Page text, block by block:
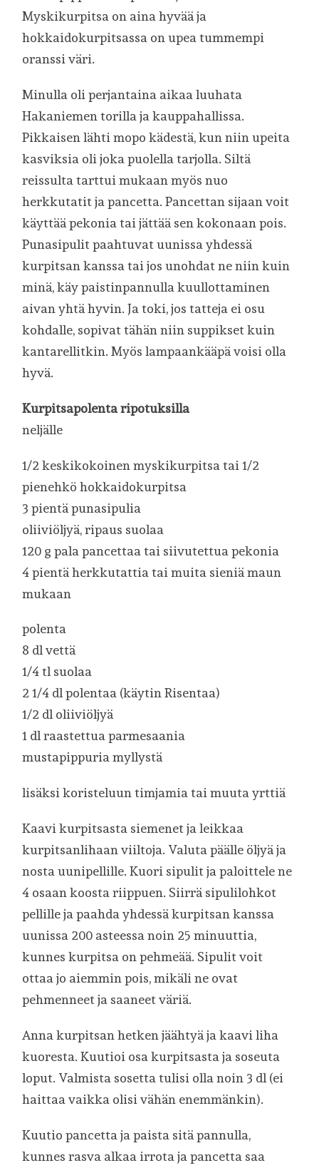
Myskikurpitsa on aina hyvää ja
hokkaidokurpitsassa on upea tummempi
oranssi väri.
Minulla oli perjantaina aikaa luuhata
Hakaniemen torilla ja kauppahallissa.
Pikkaisen lähti mopo kädestä, kun niin upeita
kasviksia oli joka puolella tarjolla. Siltä
reissulta tarttui mukaan myös nuo
herkkutatit ja pancetta. Pancettan sijaan voit
käyttää pekonia tai jättää sen kokonaan pois.
Punasipulit paahtuvat uunissa yhdessä
kurpitsan kanssa tai jos unohdat ne niin kuin
minä, käy paistinpannulla kuullottaminen
aivan yhtä hyvin. Ja toki, jos tatteja ei osu
kohdalle, sopivat tähän niin suppikset kuin
kantarellitkin. Myös lampaankääpä voisi olla
hyvä.
Kurpitsapolenta ripotuksilla
neljälle
1/2 keskikokoinen myskikurpitsa tai 1/2
pienehkö hokkaidokurpitsa
3 pientä punasipulia
oliiviöljyä, ripaus suolaa
120 g pala pancettaa tai siivutettua pekonia
4 pientä herkkutattia tai muita sieniä maun
mukaan
polenta
8 dl vettä
1/4 tl suolaa
2 1/4 dl polentaa (käytin Risentaa)
1/2 dl oliiviöljyä
1 dl raastettua parmesaania
mustapippuria myllystä
lisäksi koristeluun timjamia tai muuta yrttiä
Kaavi kurpitsasta siemenet ja leikkaa
kurpitsanlihaan viiltoja. Valuta päälle öljyä ja
nosta uunipellille. Kuori sipulit ja paloittele ne
4 osaan koosta riippuen. Siirrä sipulilohkot
pellille ja paahda yhdessä kurpitsan kanssa
uunissa 200 asteessa noin 25 minuuttia,
kunnes kurpitsa on pehmeää. Sipulit voit
ottaa jo aiemmin pois, mikäli ne ovat
pehmenneet ja saaneet väriä.
Anna kurpitsan hetken jäähtyä ja kaavi liha
kuoresta. Kuutioi osa kurpitsasta ja soseuta
loput. Valmista sosetta tulisi olla noin 3 dl (ei
haittaa vaikka olisi vähän enemmänkin).
Kuutio pancetta ja paista sitä pannulla,
kunnes rasva alkaa irrota ja pancetta saa